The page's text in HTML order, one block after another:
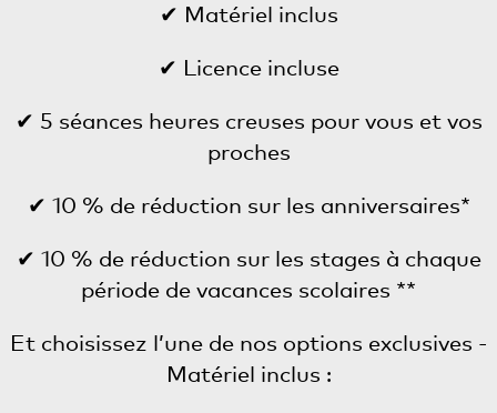
✔ Matériel inclus
✔ Licence incluse
✔ 5 séances heures creuses pour vous et vos
proches
✔ 10 % de réduction sur les anniversaires*
✔ 10 % de réduction sur les stages à chaque
période de vacances scolaires **
Et choisissez l’une de nos options exclusives -
Matériel inclus :